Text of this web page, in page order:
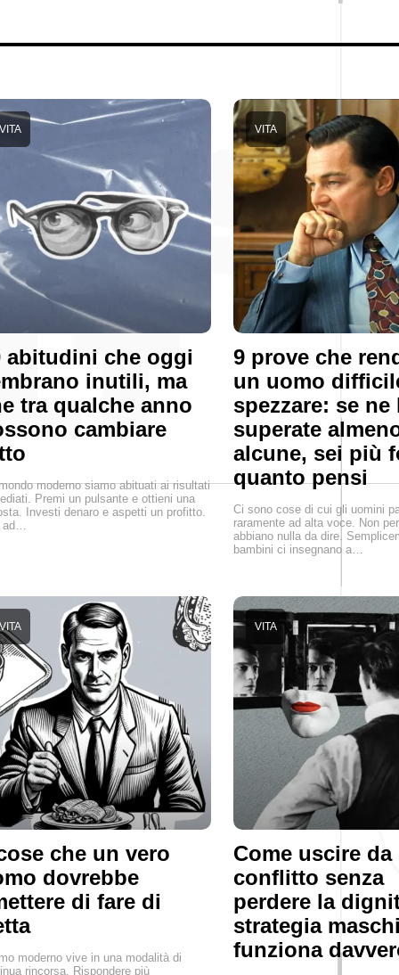
abitudini che oggi
inutili, ma
tra qualche anno
cambiare
VITA
moderno siamo abituati ai risultati
Premi un pulsante e ottieni una
Investi denaro e aspetti un profitto.
9 prove che
un uomo
spezzare: se ne
superate
alcune, sei più
quanto pensi
VITA
Ci sono cose di cui gli uomini
raramente ad alta voce. Non
abbiano nulla da dire.
bambini ci insegnano a…
che un vero
dovrebbe
di fare di
moderno vive in una modalità di
rincorsa. Rispondere più
Come uscire da
conflitto senza
perdere la
strategia
funziona
VITA